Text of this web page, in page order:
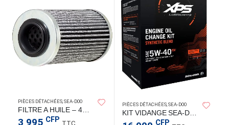
PIÈCES DÉTACHÉES SEA-DOO
FILTRE A HUILE – 420956744
3 995 CFP TTC
PIÈCES DÉTACHÉES SEA-DOO
KIT VIDANGE SEA-DOO 4T >1500CC
CFP